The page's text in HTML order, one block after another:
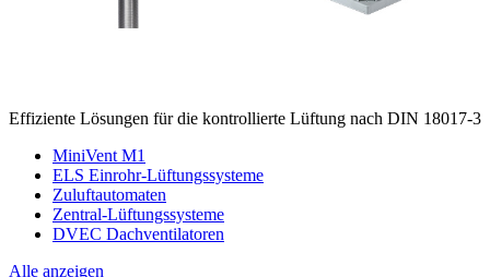
Effiziente Lösungen für die kontrollierte Lüftung nach DIN 18017-3
MiniVent M1
ELS Einrohr-Lüftungssysteme
Zuluftautomaten
Zentral-Lüftungssysteme
DVEC Dachventilatoren
Alle anzeigen